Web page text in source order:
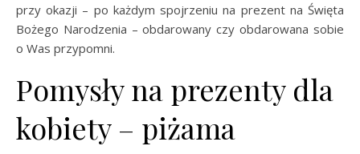
przy okazji – po każdym spojrzeniu na prezent na Święta
Bożego Narodzenia – obdarowany czy obdarowana sobie
o Was przypomni.
Pomysły na prezenty dla
kobiety – piżama